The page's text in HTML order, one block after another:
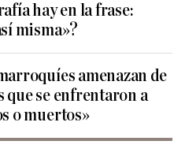
hay en la frase:
misma»?
amenazan de
que se enfrentaron a
o muertos»